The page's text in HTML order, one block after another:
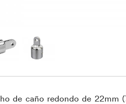
de caño redondo de 22mm